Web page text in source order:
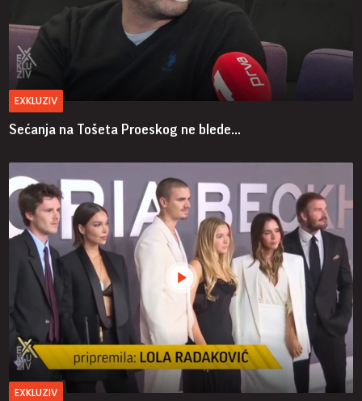
EXKLUZIV
Sećanja na Tošeta Proeskog ne blede...
EXKLUZIV